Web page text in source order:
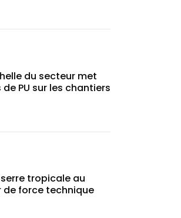
du secteur met
PU sur les chantiers
tropicale au
de force technique